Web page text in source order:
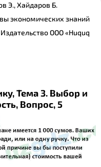
Э., Хайдаров Б.
экономических знаний
Издательство ООО «Huquq
Тема 3. Выбор и
Вопрос, 5